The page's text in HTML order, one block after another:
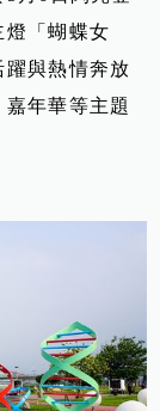
燈「蝴蝶女
與熱情奔放
年華等主題